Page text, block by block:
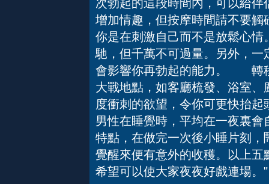
次勃起的這段時間內，可以給
增加情趣，但按摩時間請不要
你是在刺激自己而不是放鬆心
馳，但千萬不可過量。另外，一
會影響你再勃起的能力。 轉
大戰地點，如客廳梳發、浴室
度衝刺的欲望，令你可更快
男性在睡覺時，平均在一夜裏
特點，在做完一次後小睡片刻
覺醒來便有意外的收穫。以上
希望可以使大家夜夜好戲連場。"